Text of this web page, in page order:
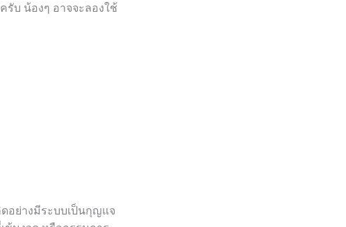
รับ น้องๆ อาจจะลองใช้
อย่างมีระบบเป็นกุญแจ